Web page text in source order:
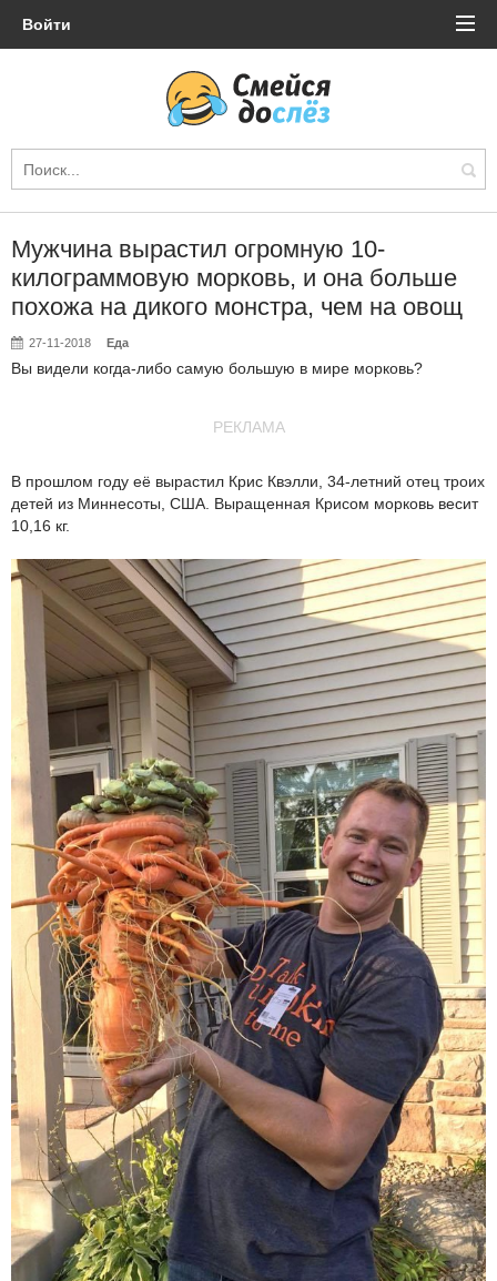
Войти
Мужчина вырастил огромную 10-
килограммовую морковь, и она больше
похожа на дикого монстра, чем на овощ
27-11-2018 Еда
Вы видели когда-либо самую большую в мире морковь?
РЕКЛАМА
В прошлом году её вырастил Крис Квэлли, 34-летний отец троих
детей из Миннесоты, США. Выращенная Крисом морковь весит
10,16 кг.